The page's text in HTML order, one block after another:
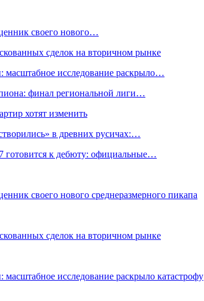
своего нового…
сделок на вторичном рынке
масштабное исследование раскрыло…
финал региональной лиги…
хотят изменить
в древних русичах:…
готовится к дебюту: официальные…
своего нового среднеразмерного пикапа
сделок на вторичном рынке
исследование раскрыло катастрофу